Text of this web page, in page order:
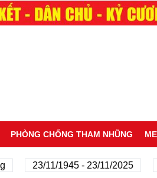
PHÒNG CHỐNG THAM NHŨNG
23/11/1945 - 23/11/2025 80